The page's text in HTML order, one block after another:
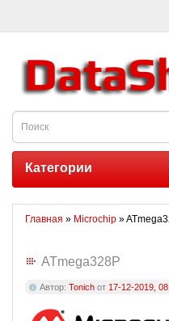
Категории
Главная » Microchip »
ATmega328P
Автор: Tonich от 17-12-2019,